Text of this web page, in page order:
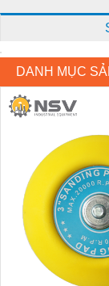
DANH MỤC